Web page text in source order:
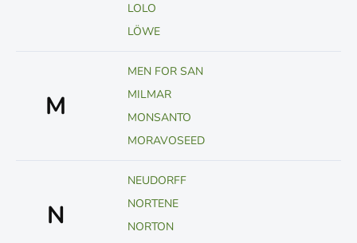
LOLO
LÖWE
M
MEN FOR SAN
MILMAR
MONSANTO
MORAVOSEED
N
NEUDORFF
NORTENE
NORTON